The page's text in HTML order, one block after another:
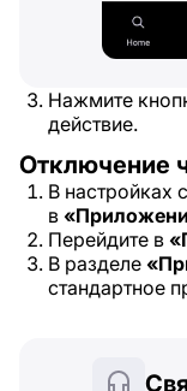
Нажмите
действие.
Отключение
В настройках
в
Перейдите в
В разделе
стандартное